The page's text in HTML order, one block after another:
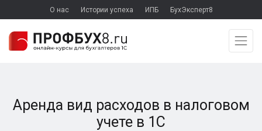
О нас Истории успеха ИПБ БухЭксперт8
Аренда вид расходов в налоговом
учете в 1С